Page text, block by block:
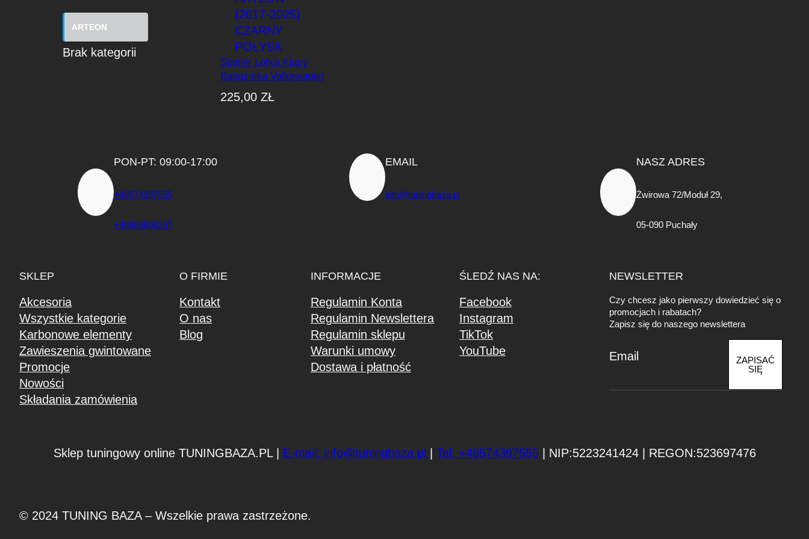
ARTEON
Brak kategorii
Spoiler Lotka Klapy
Bagażnika Volkswagen
Czarny Połysk
225,00ZŁ
PON-PT: 09:00-17:00
+48574397555
+48666606267
EMAIL
info@tuningbaza.pl
NASZ ADRES
Żwirowa 72/Moduł 29,
05-090 Puchały
SKLEP
Akcesoria
Wszystkie kategorie
Karbonowe elementy
Zawieszenia gwintowane
Promocje
Nowości
Składania zamówienia
O FIRMIE
Kontakt
O nas
Blog
INFORMACJE
Regulamin Konta
Regulamin Newslettera
Regulamin sklepu
Warunki umowy
Dostawa i płatność
ŚLEDŹ NAS NA:
Facebook
Instagram
TikTok
YouTube
NEWSLETTER
Czy chcesz jako pierwszy dowiedzieć się o
promocjach i rabatach?
Zapisz się do naszego newslettera
Email
ZAPISAĆ
SIĘ
Sklep tuningowy online TUNINGBAZA.PL | E-mail: info@tuningbaza.pl Tel: +48574397555| NIP:5223241424 | REGON:523697476
© 2024 TUNING BAZA – Wszelkie prawa zastrzeżone.